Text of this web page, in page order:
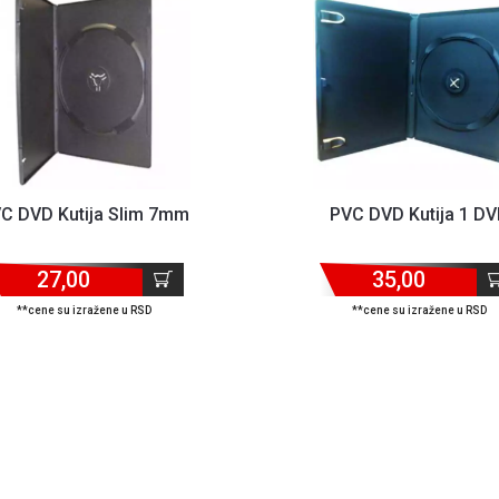
DVD Kutija Slim 7mm
27,00
**cene su izražene u RSD
PVC DVD Kutija 1
35,00
**cene su izražene u RSD